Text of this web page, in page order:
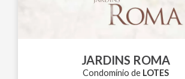
JARDINS ROMA
Condomínio de LOTES